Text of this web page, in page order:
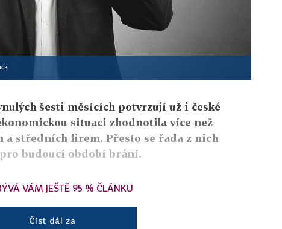
šesti měsících potvrzují už i české
situaci zhodnotila více než
a středních firem. Přesto se řada z nich
budoucí období brání.
VÁM JEŠTĚ 95 % ČLÁNKU
Číst dál za